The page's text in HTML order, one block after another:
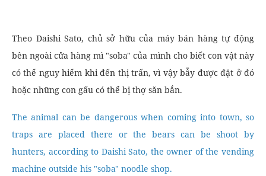
Theo Daishi Sato, chủ sở hữu của máy bán hàng tự động
bên ngoài cửa hàng mì "soba" của mình cho biết con vật này
có thể nguy hiểm khi đến thị trấn, vì vậy bẫy được đặt ở đó
hoặc những con gấu có thể bị thợ săn bắn.
The animal can be dangerous when coming into town, so
traps are placed there or the bears can be shoot by
hunters, according to Daishi Sato, the owner of the vending
machine outside his "soba" noodle shop.